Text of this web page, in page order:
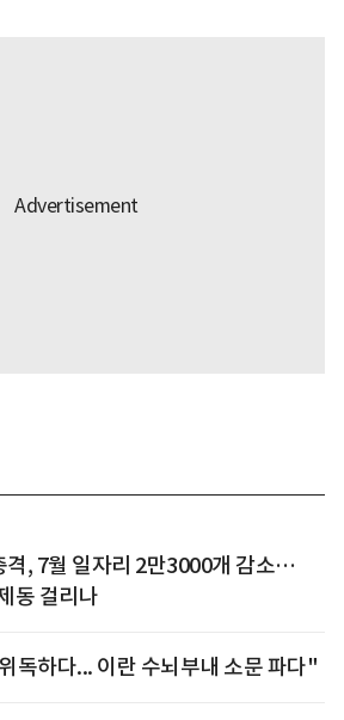
격, 7월 일자리 2만3000개 감소…
동 걸리나
독하다... 이란 수뇌부내 소문 파다"